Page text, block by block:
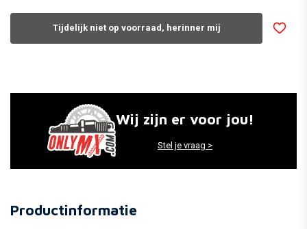
Tijdelijk niet op voorraad, herinner mij
Wij zijn er voor jou!
Stel je vraag >
Productinformatie